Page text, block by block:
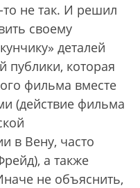
то не так. И решил
своему
деталей
публики, которая
фильма вместе
(действие фильма
в Вену, часто
а также
не объяснить,